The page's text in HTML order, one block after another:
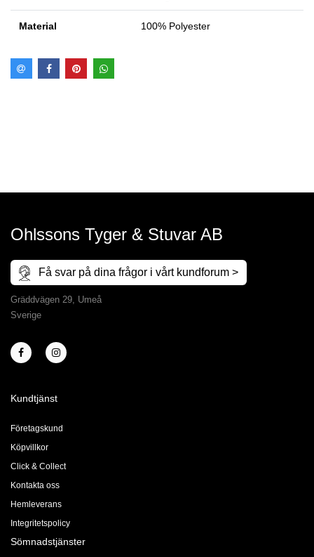
Material 100% Polyester
Ohlssons Tyger & Stuvar AB
Få svar på dina frågor i vårt kundforum >
Gräddvägen 29, Umeå
Sverige
Kundtjänst
Företagskund
Köpvillkor
Click & Collect
Kontakta oss
Hemleverans
Integritetspolicy
Sömnadstjänster